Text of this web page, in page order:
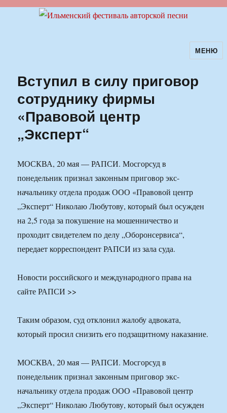
Ильменский фестиваль авторскойМЕНЮ
Вступил в силу приговор
сотруднику фирмы
«Правовой центр
„Эксперт“
МОСКВА, 20 мая — РАПСИ. Мосгорсуд в
понедельник признал законным приговор экс-
начальнику отдела продаж ООО «Правовой центр
„Эксперт“ Николаю Любутову, который был осужден
на 2,5 года за покушение на мошенничество и
проходит свидетелем по делу „Оборонсервиса“,
передает корреспондент РАПСИ из зала суда.
Новости российского и международного права на
сайте РАПСИ >>
Таким образом, суд отклонил жалобу адвоката,
который просил снизить его подзащитному наказание.
МОСКВА, 20 мая — РАПСИ. Мосгорсуд в
понедельник признал законным приговор экс-
начальнику отдела продаж ООО «Правовой центр
„Эксперт“ Николаю Любутову, который был осужден